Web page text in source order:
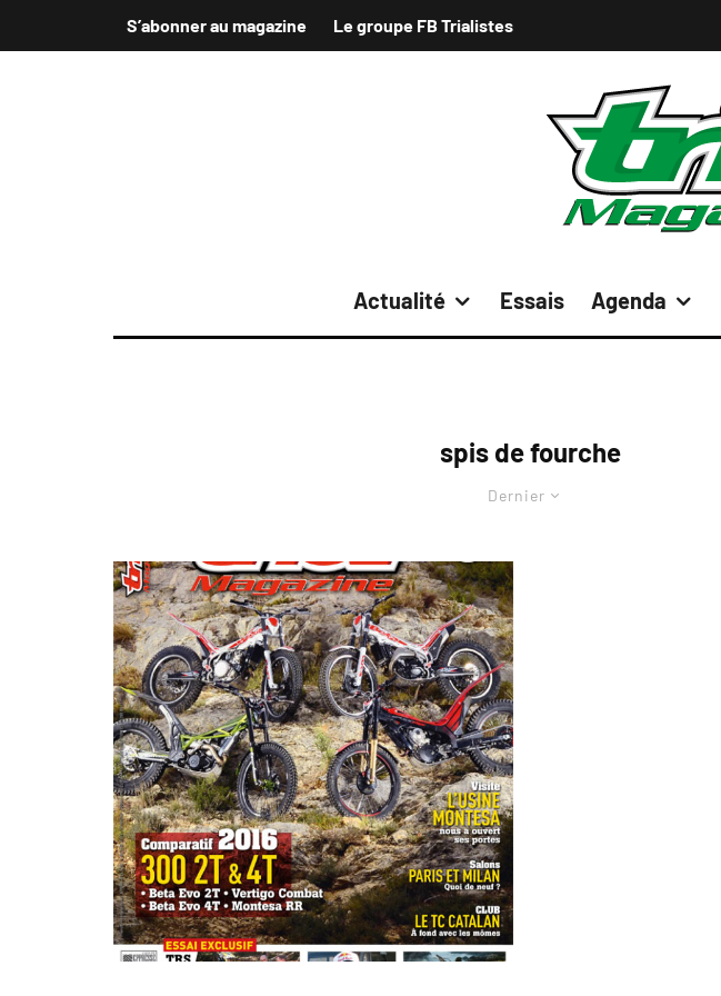
S’abonner au magazine Le groupe FB Trialistes
Actualité Essais Agenda
spis de fourche
Dernier